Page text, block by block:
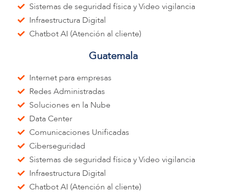
Sistemas de seguridad física y Video vigilancia
Infraestructura Digital
Chatbot AI (Atención al cliente)
Guatemala
Internet para empresas
Redes Administradas
Soluciones en la Nube
Data Center
Comunicaciones Unificadas
Ciberseguridad
Sistemas de seguridad física y Video vigilancia
Infraestructura Digital
Chatbot AI (Atención al cliente)